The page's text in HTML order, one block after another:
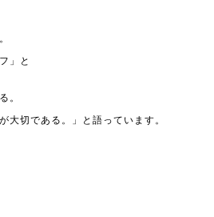
」と
。
大切である。」と語っています。